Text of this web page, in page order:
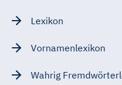
Lexikon
Vornamenlexikon
Wahrig